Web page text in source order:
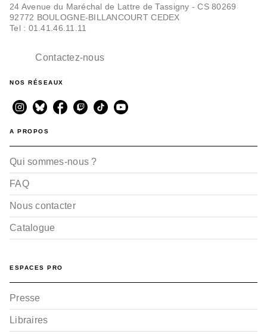
24 Avenue du Maréchal de Lattre de Tassigny - CS 80269
92772 BOULOGNE-BILLANCOURT CEDEX
Tel : 01.41.46.11.11
Contactez-nous
NOS RÉSEAUX
A PROPOS
Qui sommes-nous ?
FAQ
Nous contacter
Catalogue
ESPACES PRO
Presse
Libraires